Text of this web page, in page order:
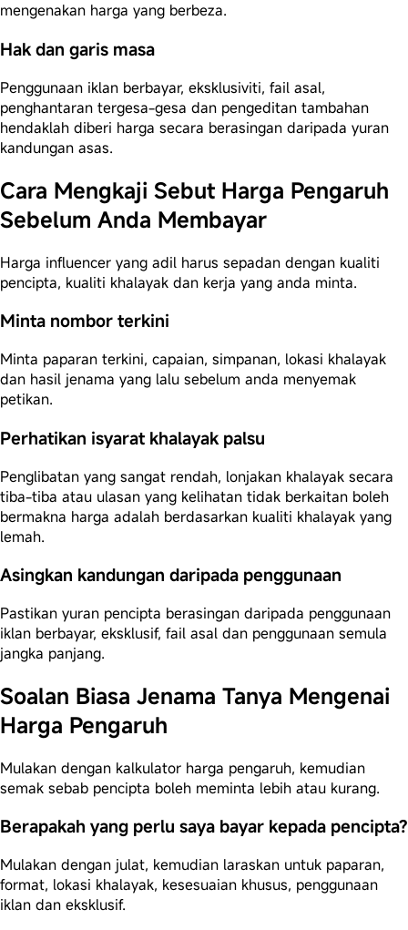
mengenakan harga yang berbeza.
Hak dan garis masa
Penggunaan iklan berbayar, eksklusiviti, fail asal,
penghantaran tergesa-gesa dan pengeditan tambahan
hendaklah diberi harga secara berasingan daripada yuran
kandungan asas.
Cara Mengkaji Sebut Harga Pengaruh
Sebelum Anda Membayar
Harga influencer yang adil harus sepadan dengan kualiti
pencipta, kualiti khalayak dan kerja yang anda minta.
Minta nombor terkini
Minta paparan terkini, capaian, simpanan, lokasi khalayak
dan hasil jenama yang lalu sebelum anda menyemak
petikan.
Perhatikan isyarat khalayak palsu
Penglibatan yang sangat rendah, lonjakan khalayak secara
tiba-tiba atau ulasan yang kelihatan tidak berkaitan boleh
bermakna harga adalah berdasarkan kualiti khalayak yang
lemah.
Asingkan kandungan daripada penggunaan
Pastikan yuran pencipta berasingan daripada penggunaan
iklan berbayar, eksklusif, fail asal dan penggunaan semula
jangka panjang.
Soalan Biasa Jenama Tanya Mengenai
Harga Pengaruh
Mulakan dengan kalkulator harga pengaruh, kemudian
semak sebab pencipta boleh meminta lebih atau kurang.
Berapakah yang perlu saya bayar kepada pencipta?
Mulakan dengan julat, kemudian laraskan untuk paparan,
format, lokasi khalayak, kesesuaian khusus, penggunaan
iklan dan eksklusif.